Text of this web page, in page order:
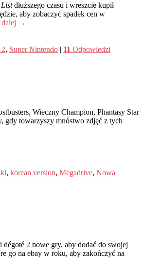
Listdłuższego czasu i wreszcie kupił
aby zobaczyć spadek cen w
→
, Super Nintendo | 11 Odpowiedzi
Wieczny Champion, Phantasy Star
gdy towarzyszy mnóstwo zdjęć z tych
, korean version, Megadrive, Nowa
2 nowe gry, aby dodać do swojej
go na ebay w roku, aby zakończyć na